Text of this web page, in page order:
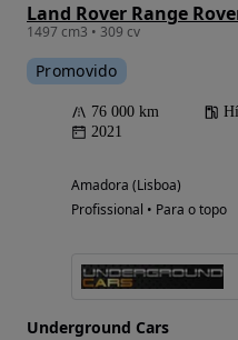
Land Rover Range
1497 cm3 • 309 cv
Promovido
76 000 km
2021
Amadora (Lisboa)
Profissional • Para o topo
Underground Cars